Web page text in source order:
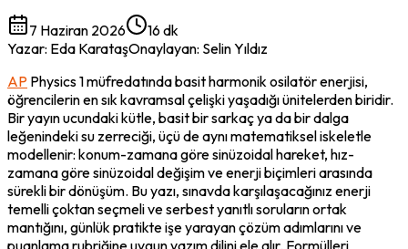
7 Haziran 2026
16 dk
Yazar: Eda KarataşOnaylayan: Selin Yıldız
AP Physics 1 müfredatında basit harmonik osilatör enerjisi,
öğrencilerin en sık kavramsal çelişki yaşadığı ünitelerden biridir.
Bir yayın ucundaki kütle, basit bir sarkaç ya da bir dalga
leğenindeki su zerreciği, üçü de aynı matematiksel iskeletle
modellenir: konum-zamana göre sinüzoidal hareket, hız-
zamana göre sinüzoidal değişim ve enerji biçimleri arasında
sürekli bir dönüşüm. Bu yazı, sınavda karşılaşacağınız enerji
temelli çoktan seçmeli ve serbest yanıtlı soruların ortak
mantığını, günlük pratikte işe yarayan çözüm adımlarını ve
puanlama rubriğine uygun yazım dilini ele alır. Formülleri